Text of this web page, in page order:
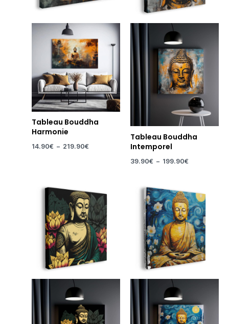
Tableau Bouddha
Harmonie
14.90€ – 219.90€
Tableau Bouddha
Intemporel
39.90€ – 199.90€
de
prix :
39.90€
à
199.90€
de
prix :
39.90€
à
199.90€